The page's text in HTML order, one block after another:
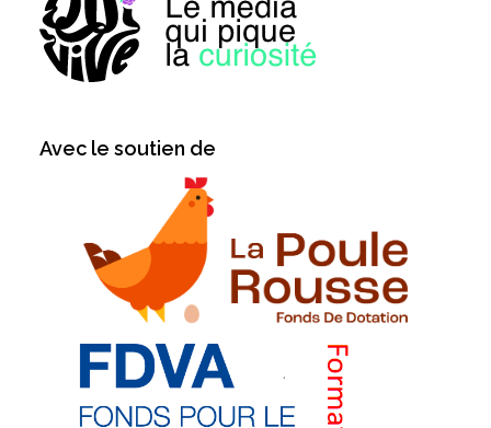
Avec le soutien de